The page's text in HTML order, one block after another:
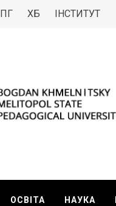
ПГ ХБ ІНСТИТУТ
ОСВІТА НАУКА